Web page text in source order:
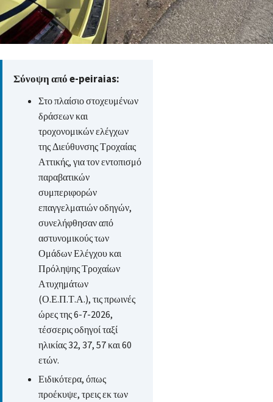
Σύνοψη από e-peiraias:
Στο πλαίσιο στοχευμένων
δράσεων και
τροχονομικών ελέγχων
της Διεύθυνσης Τροχαίας
Αττικής, για τον εντοπισμό
παραβατικών
συμπεριφορών
επαγγελματιών οδηγών,
συνελήφθησαν από
αστυνομικούς των
Ομάδων Ελέγχου και
Πρόληψης Τροχαίων
Ατυχημάτων
(Ο.Ε.Π.Τ.Α.), τις πρωινές
ώρες της 6-7-2026,
τέσσερις οδηγοί ταξί
ηλικίας 32, 37, 57 και 60
ετών.
Ειδικότερα, όπως
προέκυψε, τρεις εκ των